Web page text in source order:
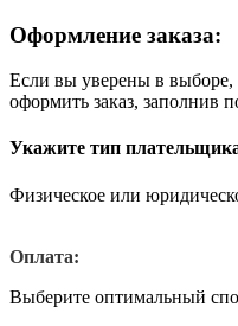
Оформление заказа:
Если вы уверены в выборе,
оформить заказ, заполнив
Укажите тип
Физическое или
Оплата:
Выберите оптимальный